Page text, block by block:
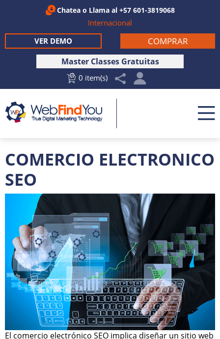
Chatea o Llama al +57 601-3819068
Internacional
Master Classes Gratuitas
0 item(s)
COMPRAR
VER DEMO
COMERCIO ELECTRONICO
SEO
El comercio electrónico SEO implica diseñar un sitio web